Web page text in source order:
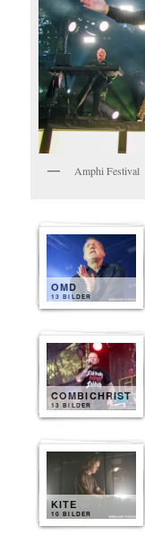
Amphi Festival
OMD
13 BILDER
COMBICHRIST
13 BILDER
KITE
10 BILDER